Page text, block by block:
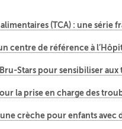
(TCA) : une série
centre de référence à
Stars pour sensibiliser
la prise en charge des
crèche pour enfants avec